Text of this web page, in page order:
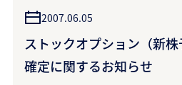
2007.06.05
ストックオプション（新
確定に関するお知らせ